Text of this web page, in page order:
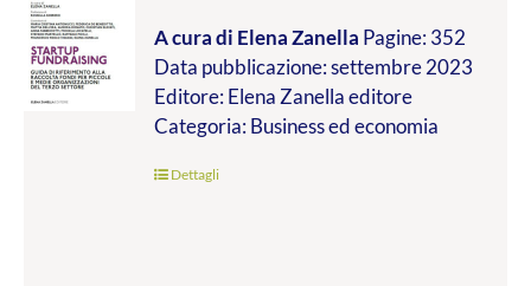
prezzo:
da
€24.99
a
A cura di Elena Zanella Pagine: 352
Data pubblicazione: settembre 2023
Editore: Elena Zanella editore
Categoria: Business ed economia
Dettagli